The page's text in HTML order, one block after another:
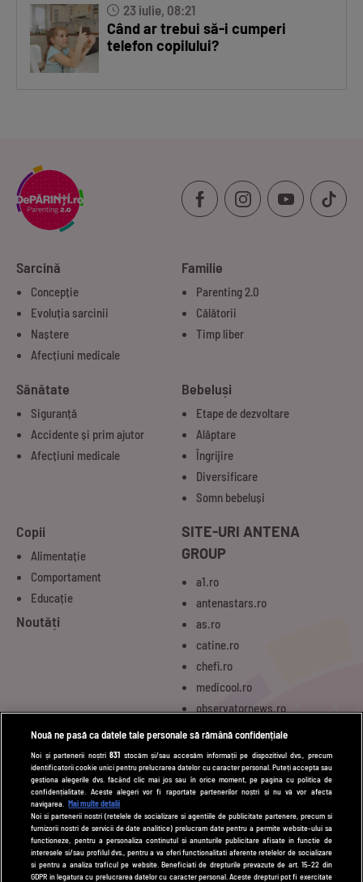
23 iulie, 08:21
Când ar trebui să-i cumperi
telefon copilului?
Sarcină
Concepție
Evoluția sarcinii
Naștere
Afecțiuni medicale
Familie
Parenting 2.0
Călătorii
Timp liber
Sănătate
Siguranță
Accidente și prim ajutor
Afecțiuni medicale
Bebeluși
Etape de dezvoltare
Alăptare
Îngrijire
Diversificare
Somn bebeluși
Copii
Alimentație
Comportament
Educație
Noutăți
SITE-URI ANTENA
GROUP
a1.ro
antenastars.ro
as.ro
catine.ro
chefi.ro
medicool.ro
observatornews.ro
spynews.ro
tvhappy.ro
useit.ro
zutv.ro
Trends AntenaPLAY
AntenaPLAY
Nouă ne pasă ca datele tale personale să rămână confidențiale
Noi și partenerii noștri831 stocăm și/sau accesăm informații pe dispozitivul dvs., precum
identificatorii cookie unici pentru prelucrarea datelor cu caracter personal. Puteți accepta sau
gestiona alegerile dvs. făcând clic mai jos sau în orice moment, pe pagina cu politica de
confidențialitate. Aceste alegeri vor fi raportate partenerilor noștri și nu vă vor afecta
navigarea.
Mai multe detalii
Noi si partenerii nostri (retelele de socializare si agentiile de publicitate partenere, precum si
furnizorii nostri de servicii de date analitice) prelucram date pentru a permite website-ului sa
functioneze, pentru a personaliza continutul si anunturile publicitare afisate in functie de
interesele si/sau profilul dvs., pentru a va oferi functionalitati aferente retelelor de socializare
si pentru a analiza traficul pe website. Beneficiati de drepturile prevazute de art. 15-22 din
GDPR in legatura cu prelucrarea datelor cu caracter personal. Aceste drepturi pot fi exercitate